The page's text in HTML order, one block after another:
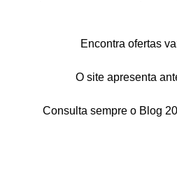
Encontra ofertas
O site apresenta
Consulta sempre o Blog